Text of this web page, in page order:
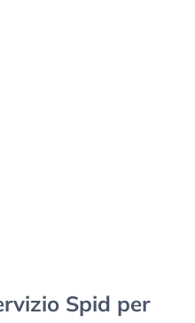
Spid per